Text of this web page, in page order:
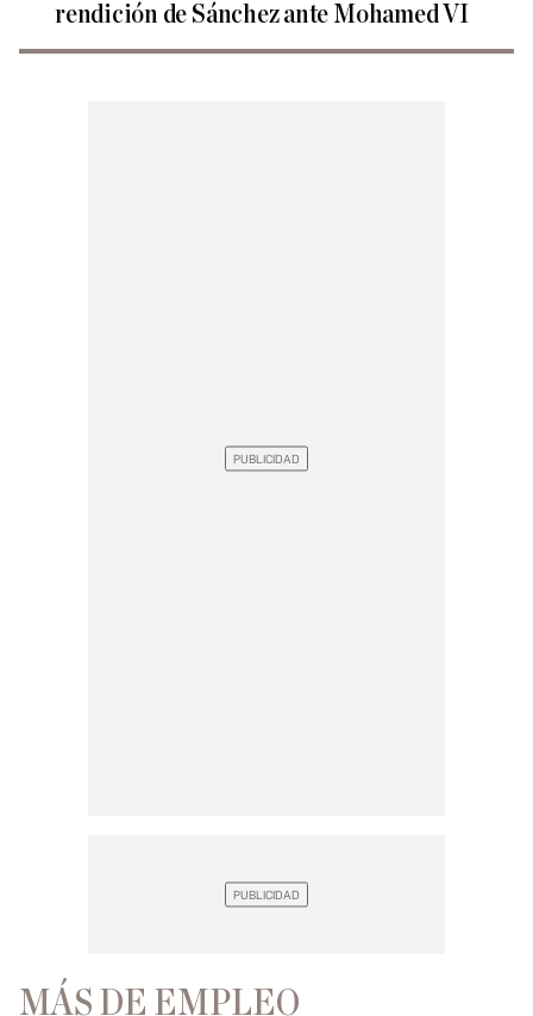
rendición de Sánchez ante Mohamed VI
MÁS DE EMPLEO